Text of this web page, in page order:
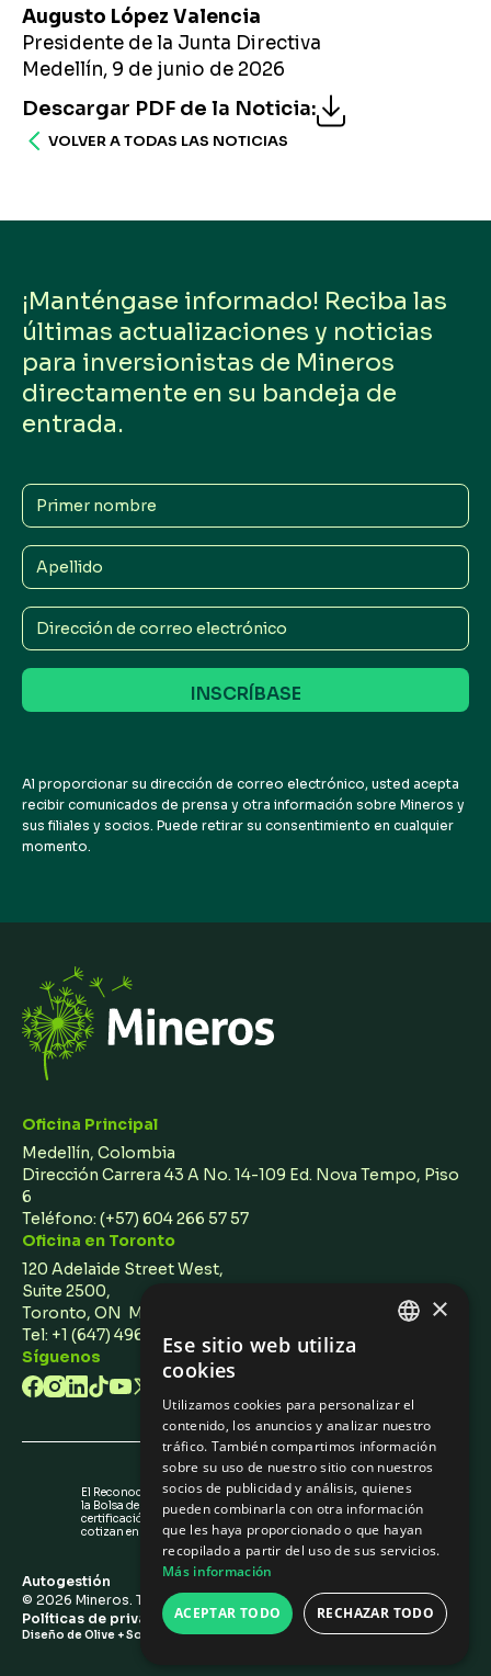
Augusto López Valencia
Presidente de la Junta Directiva
Medellín, 9 de junio de 2026
Descargar PDF de la Noticia:
VOLVER A TODAS LAS NOTICIAS
¡Manténgase informado! Reciba las
últimas actualizaciones y noticias
para inversionistas de Mineros
directamente en su bandeja de
entrada.
Primer
nombre
Apellido
Dirección
de
correo
electrónico
Al proporcionar su dirección de correo electrónico, usted acepta
recibir comunicados de prensa y otra información sobre Mineros y
sus filiales y socios. Puede retirar su consentimiento en cualquier
momento.
Oficina Principal
Medellín, Colombia
Dirección Carrera 43 A No. 14-109 Ed. Nova Tempo, Piso
6
Teléfono: (+57) 604 266 57 57
Oficina en Toronto
120 Adelaide Street West,
Suite 2500,
Toronto, ON M5H 1T1 Canada
Tel: +1 (647) 496 3011
Síguenos
El Reconocimiento de Emisores (IR) otorgado por
la Bolsa de Valores de Colombia no es una
certificación sobre la calidad de los valores que
cotizan en la BVC ni sobre la solvencia del emisor.
Autogestión
© 2026 Mineros. Todos los derechos reservados.
Configuración de Cookies
/
Políticas de privacidad
Diseño de Olive + Soy
×
Ese sitio web utiliza
cookies
Utilizamos cookies para personalizar el
contenido, los anuncios y analizar nuestro
tráfico. También compartimos información
sobre su uso de nuestro sitio con nuestros
socios de publicidad y análisis, quienes
pueden combinarla con otra información
que les haya proporcionado o que hayan
recopilado a partir del uso de sus servicios.
Más información
ACEPTAR TODO RECHAZAR TODO